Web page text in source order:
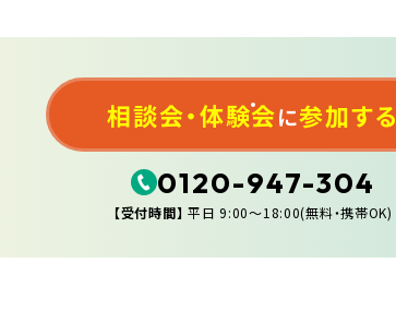
相談会・体験会に参加する
0120-947-304
【受付時間】 平日 9:00〜18:00(無料・携帯OK)